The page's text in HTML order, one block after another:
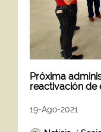
Próxima
reactivación de
19-Ago-2021